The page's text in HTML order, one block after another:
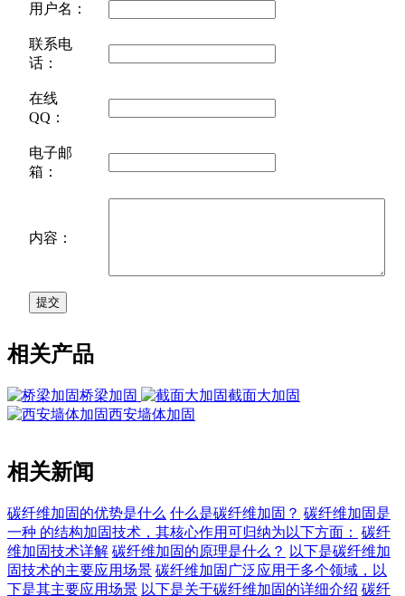
用户名：
联系电
话：
在线
QQ：
电子邮
箱：
内容：
相关产品
桥梁加固
截面大加固
西安墙体加固
相关新闻
碳纤维加固的优势是什么 什么是碳纤维加固？ 碳纤维加固是
一种 的结构加固技术，其核心作用可归纳为以下方面：
碳纤
维加固技术详解 碳纤维加固的原理是什么？
以下是碳纤维加
固技术的主要应用场景 碳纤维加固广泛应用于多个领域，以
下是其主要应用场景 以下是关于碳纤维加固的详细介绍 碳纤